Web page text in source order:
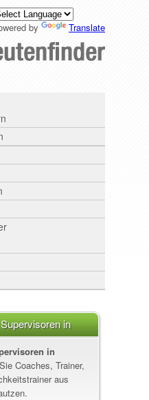
by Translate
in
in
Coaches, Trainer,
aus